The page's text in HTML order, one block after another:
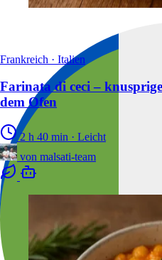
Frankreich · Italien
Farinata di ceci –
dem Ofen
2 h 40 min · Leicht
von malsati-team